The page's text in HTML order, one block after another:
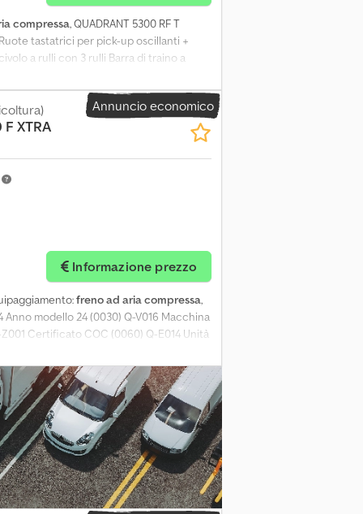
compressa, QUADRANT 5300 RF T
Ruote tastatrici per pick-up oscillanti +
a rulli con 3 rulli Barra di traino a
circuito ad aria compressa Sensore di
Annuncio economico
F XTRA
Informazione prezzo
freno ad aria compressa,
Anno modello 24 (0030) Q-V016 Macchina
Z001 Certificato COC (0060) Q-E014 Unità
coltelli (0110) Q-W010 Assale con
540 giri/min (0140) Q-A050 Legatura a
balle estraibile (0170) Q-A365 Cunei
- dispositivo per il carico dei rotoli
traino fisso 40mm